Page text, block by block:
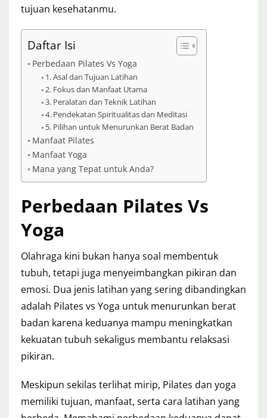
tujuan kesehatanmu.
Daftar Isi
Perbedaan Pilates Vs Yoga
1. Asal dan Tujuan Latihan
2. Fokus dan Manfaat Utama
3. Peralatan dan Teknik Latihan
4. Pendekatan Spiritualitas dan Meditasi
5. Pilihan untuk Menurunkan Berat Badan
Manfaat Pilates
Manfaat Yoga
Mana yang Tepat untuk Anda?
Perbedaan Pilates Vs
Yoga
Olahraga kini bukan hanya soal membentuk
tubuh, tetapi juga menyeimbangkan pikiran dan
emosi. Dua jenis latihan yang sering dibandingkan
adalah Pilates vs Yoga untuk menurunkan berat
badan karena keduanya mampu meningkatkan
kekuatan tubuh sekaligus membantu relaksasi
pikiran.
Meskipun sekilas terlihat mirip, Pilates dan yoga
memiliki tujuan, manfaat, serta cara latihan yang